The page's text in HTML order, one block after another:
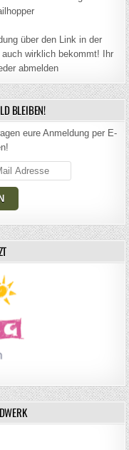
über den Link in der
wirklich bekommt! Ihr
abmelden
BLEIBEN!
eure Anmeldung per E-